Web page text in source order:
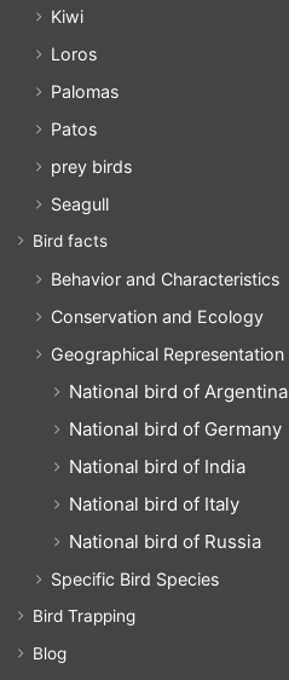
Kiwi
Loros
Palomas
Patos
prey birds
Seagull
Bird facts
Behavior and Characteristics
Conservation and Ecology
Geographical Representation
National bird of Argentina
National bird of Germany
National bird of India
National bird of Italy
National bird of Russia
Specific Bird Species
Bird Trapping
Blog